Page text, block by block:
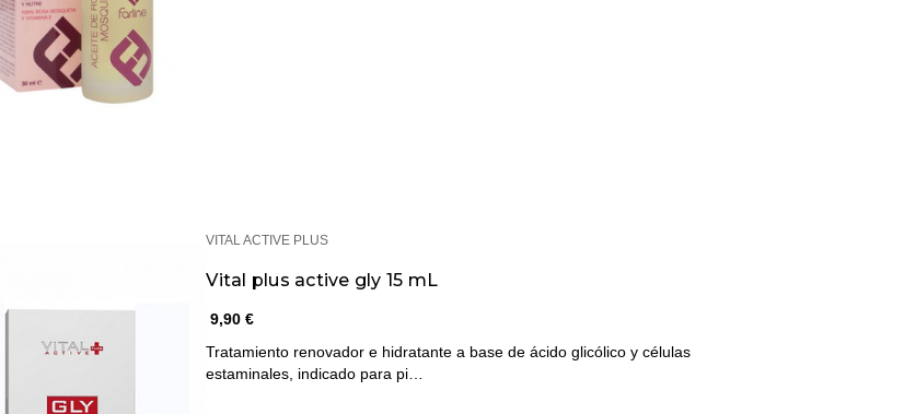
VITAL ACTIVE PLUS
Vital plus active gly 15 mL
9,90 €
Tratamiento renovador e hidratante a base de ácido glicólico y células
estaminales, indicado para pi…